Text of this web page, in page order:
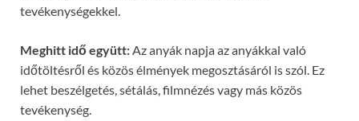
tevékenységekkel.
Meghitt idő együtt:Az anyák napja az anyákkal való
időtöltésről és közös élmények megosztásáról is szól. Ez
lehet beszélgetés, sétálás, filmnézés vagy más közös
tevékenység.